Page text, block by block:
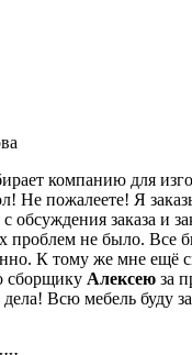
компанию для
Не пожалеете! Я
обсуждения заказа и
проблем не было. Все
К тому же мне ещё
сборщику Алексею за
Всю мебель буду